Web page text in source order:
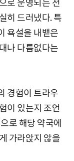
로 운영되는 전
히 드러냈다. 특
욕설을 내뱉은
나 다름없다는
경험이 트라우
이 있는지 조언
로 해당 약국에
가라앉지 않을